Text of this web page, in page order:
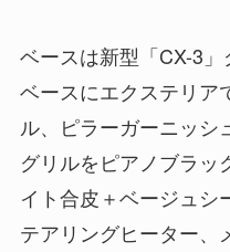
ベースは新型「CX-3
ベースにエクステリア
ル、ピラーガーニッシ
グリルをピアノブラッ
イト合皮＋ベージュシ
テアリングヒーター、